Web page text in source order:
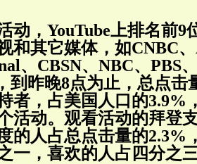
动，YouTube上排名前9
和其它媒体，如CNBC
、CBSN、NBC、PBS
到昨晚8点为止，总点击
者，占美国人口的3.9%
活动。观看活动的拜登
的人占总点击量的2.3%
一，喜欢的人占四分之